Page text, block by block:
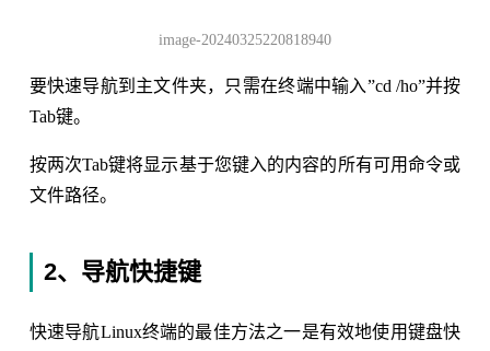
image-20240325220818940
要快速导航到主文件夹，只需在终端中输入”cd /ho”并按
Tab键。
按两次Tab键将显示基于您键入的内容的所有可用命令或
文件路径。
2、导航快捷键
快速导航Linux终端的最佳方法之一是有效地使用键盘快